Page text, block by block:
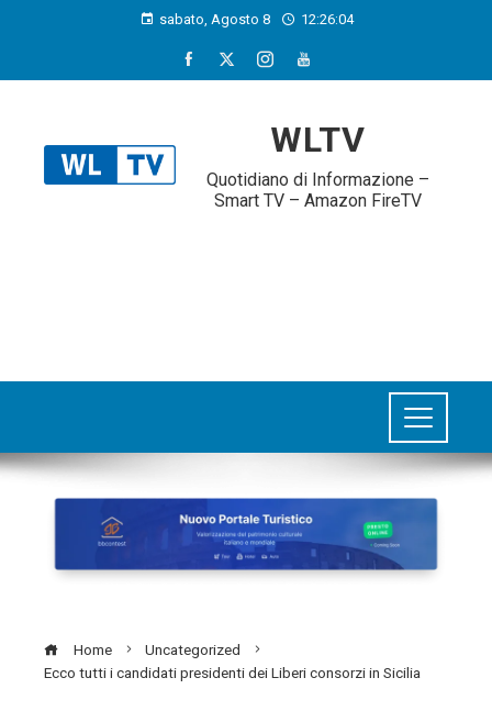
sabato, Agosto 8 12:26:05
WLTV
Quotidiano di Informazione –
Smart TV – Amazon FireTV
Home
Uncategorized
Ecco tutti i candidati presidenti dei Liberi consorzi in Sicilia